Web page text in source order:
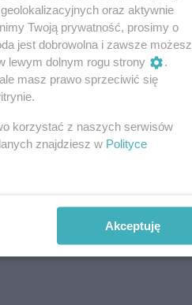
oraz aktywnie
Twoją prywatność, prosimy o
jest dobrowolna i zawsze możesz
lewym dolnym rogu strony
.
masz prawo sprzeciwić się
korzystać z naszych serwisów
znajdziesz w Polityce
Akceptuję